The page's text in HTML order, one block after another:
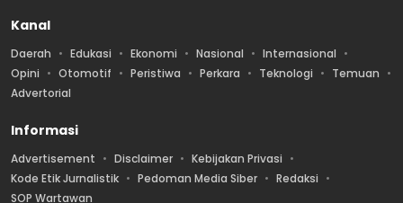
Kanal
Daerah Edukasi Ekonomi Nasional
Internasional
Opini
Otomotif Peristiwa Perkara Teknologi
Temuan
Advertorial
Informasi
Advertisement Disclaimer
Kebijakan Privasi
Kode Etik Jurnalistik
Pedoman Media Siber
Redaksi
SOP Wartawan